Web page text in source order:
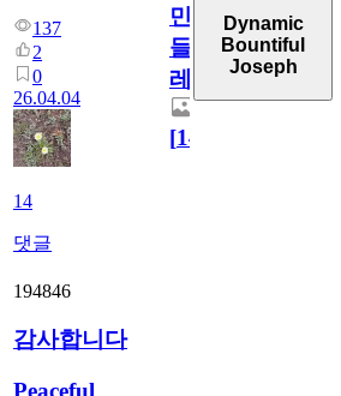
137
2
0
26.04.04
14
댓글
민
들
레
[14
Dynamic
Bountiful
Joseph
194846
감사합니다
Peaceful